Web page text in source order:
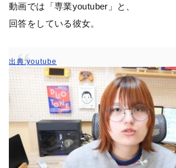
動画では「専業youtuber」と、
回答をしている彼女。
出典:youtube